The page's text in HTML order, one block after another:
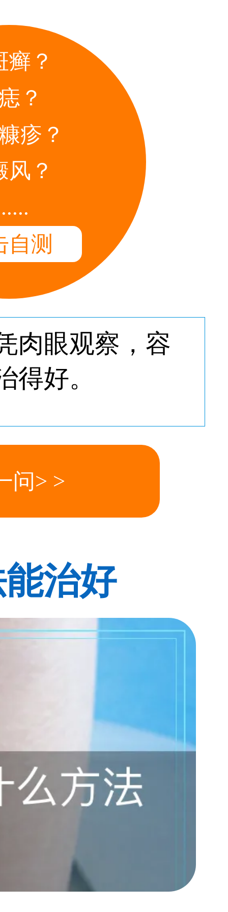
癣？
？
疹？
风？
自测
肉眼观察，容
好。
问> >
治好